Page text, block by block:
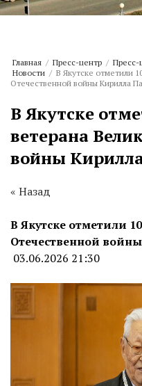
Главная / Пресс-центр / Пресс-
Новости / В Якутске отметили
Отечественной войны Кирилла
В Якутске
ветерана
войны
« Назад
В Якутске отметили
Отечественной
03.06.2026 21:30